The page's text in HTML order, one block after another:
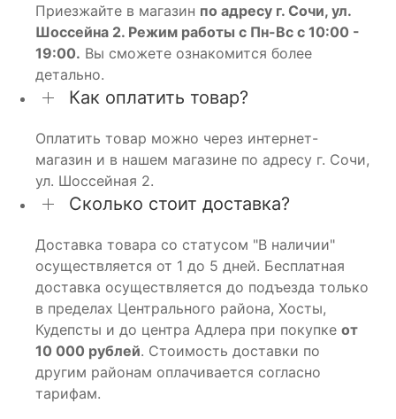
Приезжайте в магазин по адресу г. Сочи, ул.
Шоссейна 2. Режим работы с Пн-Вс с 10:00 -
19:00. Вы сможете ознакомится более
детально.
Как оплатить товар?
Оплатить товар можно через интернет-
магазин и в нашем магазине по адресу г. Сочи,
ул. Шоссейная 2.
Сколько стоит доставка?
Доставка товара со статусом "В наличии"
осуществляется от 1 до 5 дней. Бесплатная
доставка осуществляется до подъезда только
в пределах Центрального района, Хосты,
Кудепсты и до центра Адлера при покупке от
10 000 рублей. Стоимость доставки по
другим районам оплачивается согласно
тарифам.